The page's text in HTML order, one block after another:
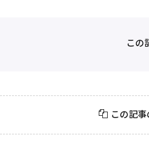
攻略に役立
すめパーティ
絶
モ
この
この記